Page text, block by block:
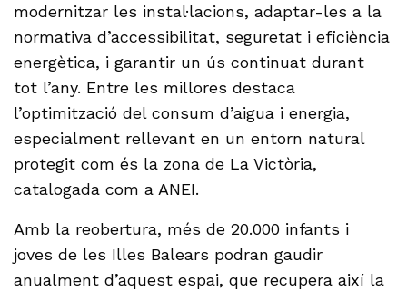
modernitzar les instal·lacions, adaptar-les a la
normativa d’accessibilitat, seguretat i eficiència
energètica, i garantir un ús continuat durant
tot l’any. Entre les millores destaca
l’optimització del consum d’aigua i energia,
especialment rellevant en un entorn natural
protegit com és la zona de La Victòria,
catalogada com a ANEI.
Amb la reobertura, més de 20.000 infants i
joves de les Illes Balears podran gaudir
anualment d’aquest espai, que recupera així la